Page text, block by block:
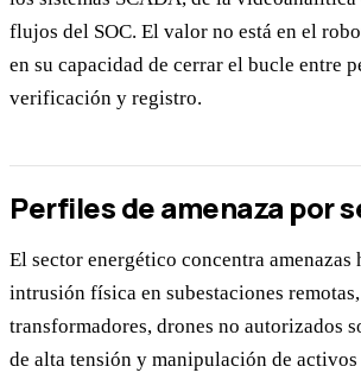
flujos del SOC. El valor no está en el
en su capacidad de cerrar el bucle entre
verificación y registro.
Perfiles de amenaza por
El sector energético concentra amenazas
intrusión física en subestaciones
transformadores, drones no autorizados
de alta tensión y manipulación de activos